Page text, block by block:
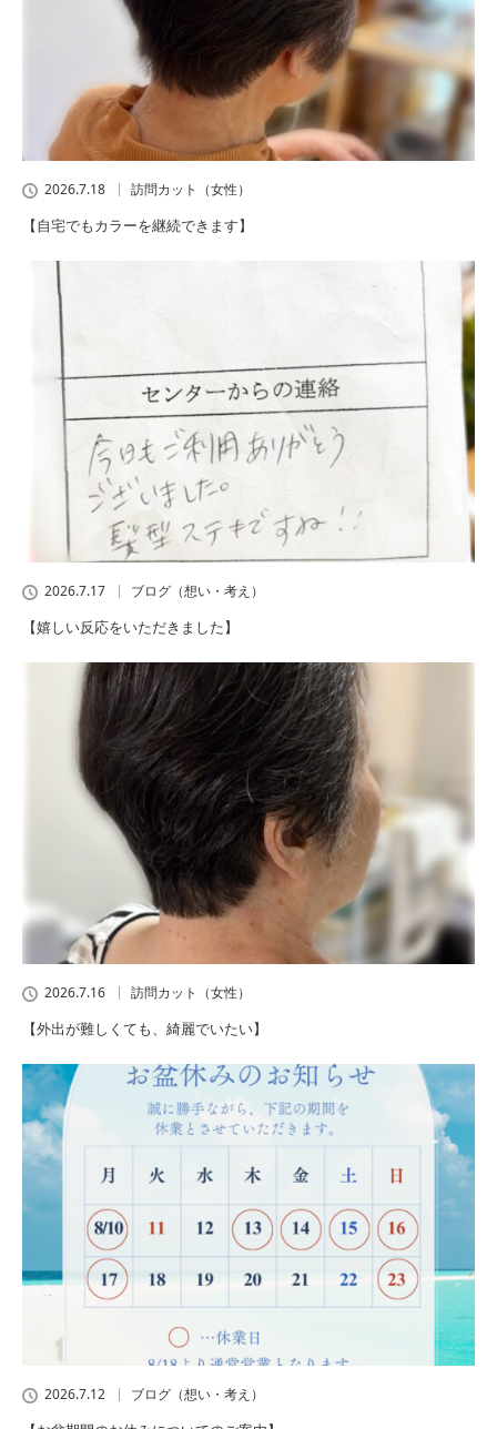
2026.7.18 訪問カット（女性）
【自宅でもカラーを継続できます】
2026.7.17 ブログ（想い・考え）
【嬉しい反応をいただきました】
2026.7.16 訪問カット（女性）
【外出が難しくても、綺麗でいたい】
2026.7.12 ブログ（想い・考え）